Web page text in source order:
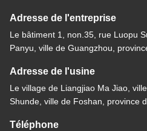
Adresse de l'entreprise
Le bâtiment 1, non.35, rue Luopu
Panyu, ville de Guangzhou,
Adresse de l'usine
Le village de Liangjiao Ma Jiao,
Shunde, ville de Foshan, province
Téléphone